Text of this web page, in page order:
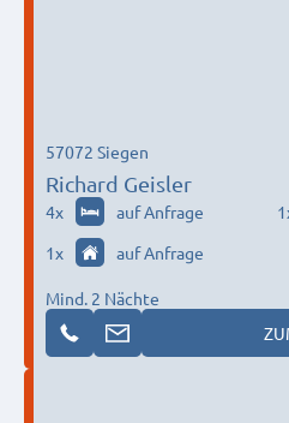
Richard Geisler
57072 Siegen
4x auf Anfrage 1
1x auf Anfrage
Mind. 2 Nächte